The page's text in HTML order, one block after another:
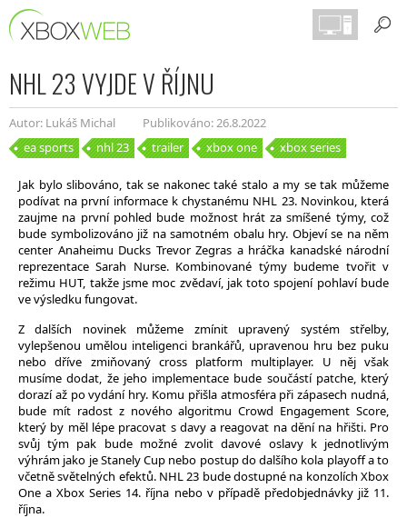
NHL 23 VYJDE V ŘÍJNU
Autor: Lukáš Michal
Publikováno: 26.8.2022
ea sports
nhl 23 trailer xbox one xbox series
Jak bylo slibováno, tak se nakonec také stalo a my se tak můžeme
podívat na první informace k chystanému NHL 23. Novinkou, která
zaujme na první pohled bude možnost hrát za smíšené týmy, což
bude symbolizováno již na samotném obalu hry. Objeví se na něm
center Anaheimu Ducks Trevor Zegras a hráčka kanadské národní
reprezentace Sarah Nurse. Kombinované týmy budeme tvořit v
režimu HUT, takže jsme moc zvědaví, jak toto spojení pohlaví bude
ve výsledku fungovat.
Z dalších novinek můžeme zmínit upravený systém střelby,
vylepšenou umělou inteligenci brankářů, upravenou hru bez puku
nebo dříve zmiňovaný cross platform multiplayer. U něj však
musíme dodat, že jeho implementace bude součástí patche, který
dorazí až po vydání hry. Komu přišla atmosféra při zápasech nudná,
bude mít radost z nového algoritmu Crowd Engagement Score,
který by měl lépe pracovat s davy a reagovat na dění na hřišti. Pro
svůj tým pak bude možné zvolit davové oslavy k jednotlivým
výhrám jako je Stanely Cup nebo postup do dalšího kola playoff a to
včetně světelných efektů. NHL 23 bude dostupné na konzolích Xbox
One a Xbox Series 14. října nebo v případě předobjednávky již 11.
října.